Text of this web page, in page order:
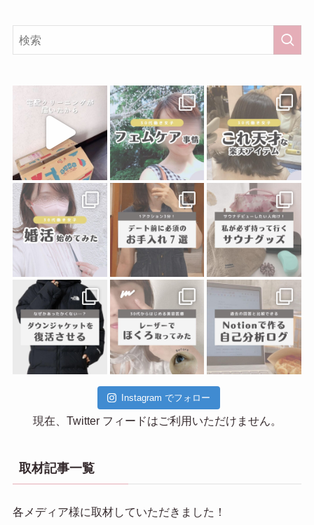
Instagram でフォロー
現在、Twitter フィードはご利用いただけません。
取材記事一覧
各メディア様に取材していただきました！